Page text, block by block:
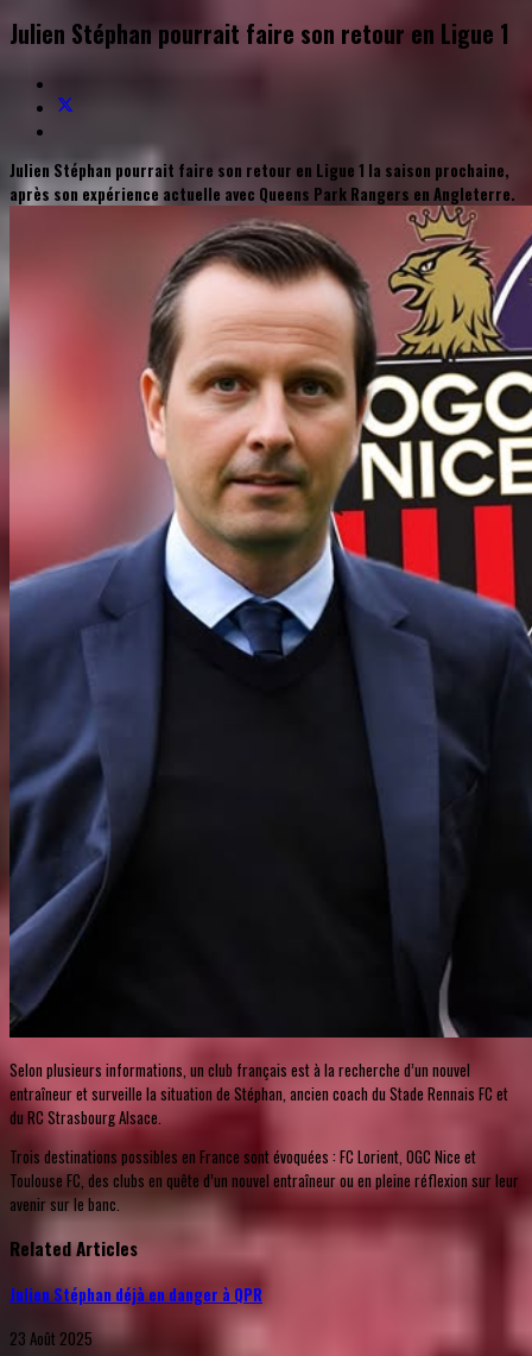
Julien Stéphan pourrait faire son retour en Ligue 1
Julien Stéphan pourrait faire son retour en Ligue 1 la saison prochaine,
après son expérience actuelle avec Queens Park Rangers en Angleterre.
Selon plusieurs informations, un club français est à la recherche d’un nouvel
entraîneur et surveille la situation de Stéphan, ancien coach du Stade Rennais FC et
du RC Strasbourg Alsace.
Trois destinations possibles en France sont évoquées : FC Lorient, OGC Nice et
Toulouse FC, des clubs en quête d’un nouvel entraîneur ou en pleine réflexion sur leur
avenir sur le banc.
Related Articles
Julien Stéphan déjà en danger à QPR
23 Août 2025